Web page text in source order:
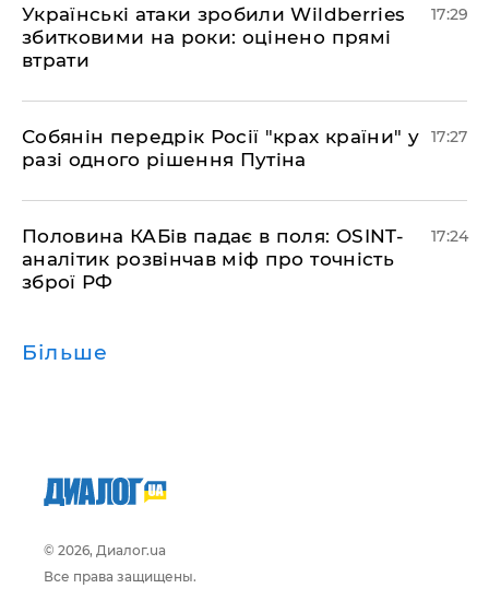
​Українські атаки зробили Wildberries
збитковими на роки: оцінено прямі
втрати
17:29
​Собянін передрік Росії "крах країни" у
разі одного рішення Путіна
17:27
​Половина КАБів падає в поля: OSINT-
аналітик розвінчав міф про точність
зброї РФ
17:24
Більше
© 2026, Диалог.ua
Все права защищены.